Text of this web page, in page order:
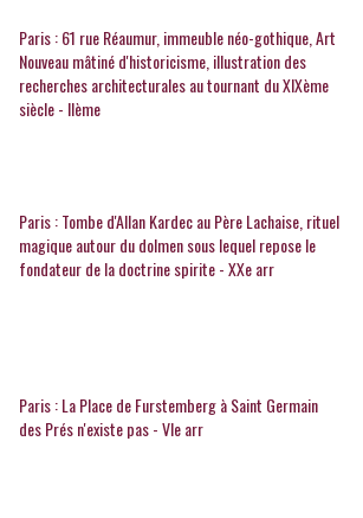
Paris : 61 rue Réaumur, immeuble néo-gothique, Art
Nouveau mâtiné d'historicisme, illustration des
recherches architecturales au tournant du XIXème
siècle - IIème
Paris : Tombe d'Allan Kardec au Père Lachaise, rituel
magique autour du dolmen sous lequel repose le
fondateur de la doctrine spirite - XXe arr
Paris : La Place de Furstemberg à Saint Germain
des Prés n'existe pas - VIe arr